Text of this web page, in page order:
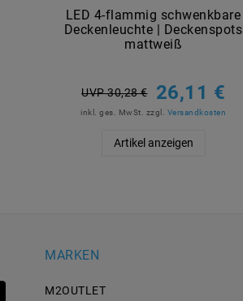
LED 4-flammig schwenkbare
Deckenleuchte | Deckenspots
mattweiß
UVP 30,28 € 26,11 €
inkl. ges. MwSt. zzgl. Versandkosten
Artikel anzeigen
MARKEN
M2OUTLET